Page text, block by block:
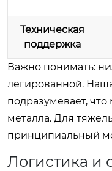
Техническая
поддержка
Важно понимать:
легированной.
подразумевает,
металла. Для
принципиальный
Логистика и